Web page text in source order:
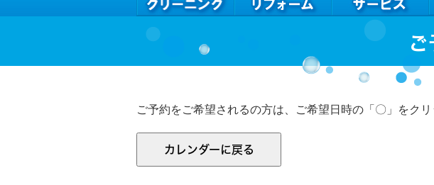
ご予約をご希望されるの方は、ご希望日時の「〇」をク